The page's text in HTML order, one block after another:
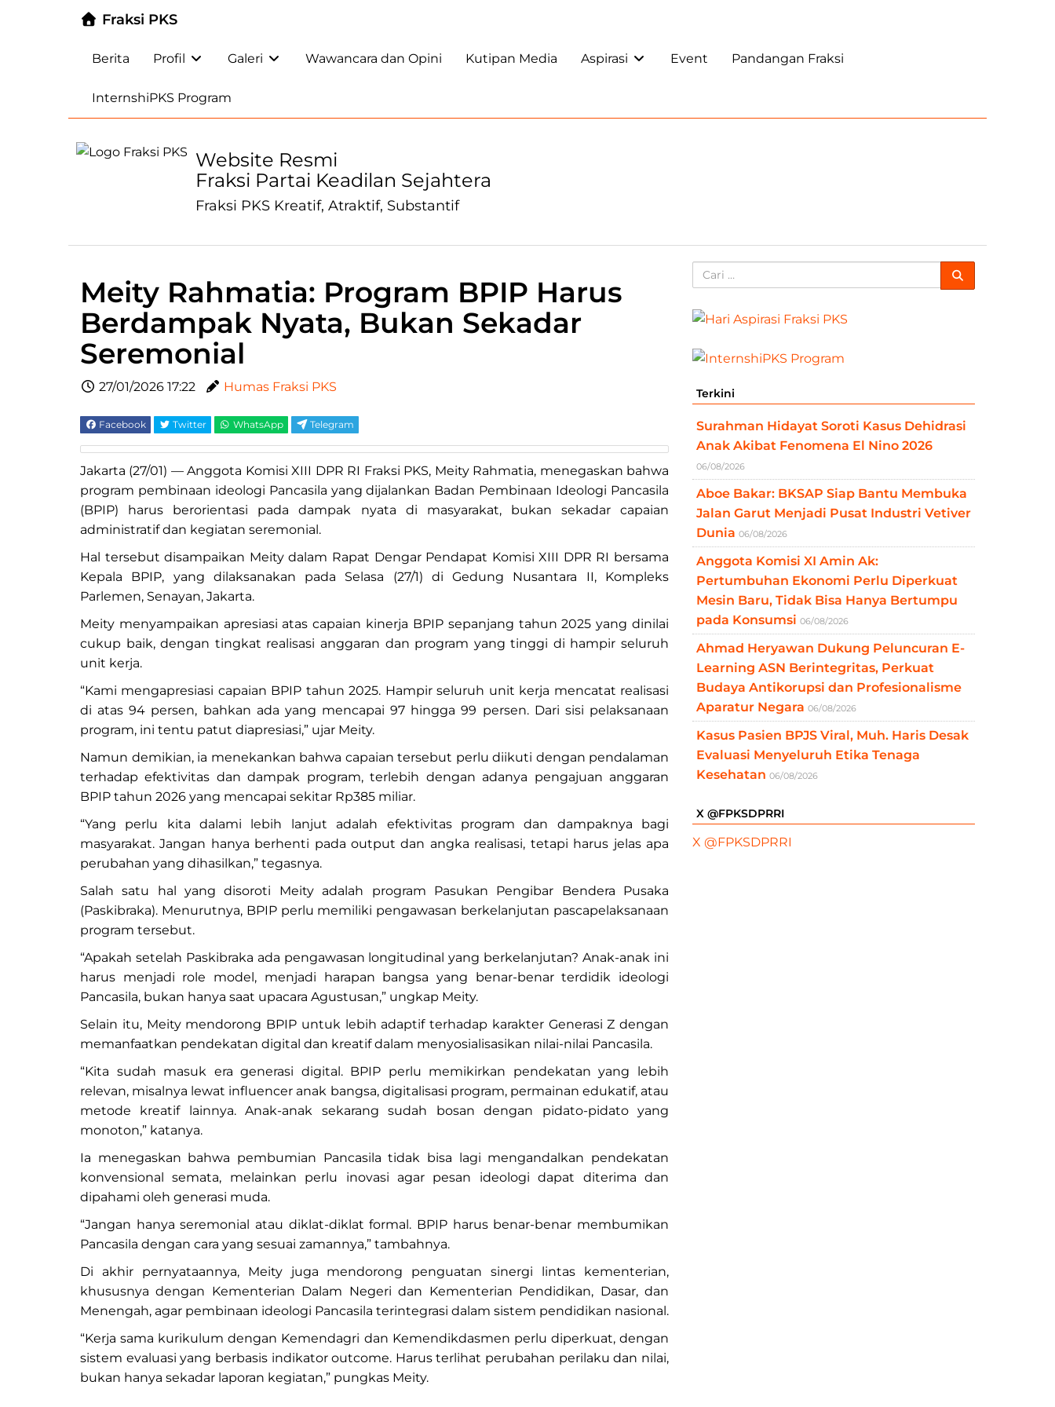
Fraksi PKS
Berita Profil Galeri Wawancara dan Opini Kutipan Media Aspirasi Event Pandangan Fraksi
InternshiPKS Program
Website Resmi
Fraksi Partai Keadilan Sejahtera
Fraksi PKS Kreatif, Atraktif, Substantif
Meity Rahmatia: Program BPIP Harus
Berdampak Nyata, Bukan Sekadar
Seremonial
27/01/2026 17:22 Humas Fraksi PKS
Facebook Twitter WhatsApp Telegram
Jakarta (27/01) — Anggota Komisi XIII DPR RI Fraksi PKS, Meity Rahmatia, menegaskan bahwa
program pembinaan ideologi Pancasila yang dijalankan Badan Pembinaan Ideologi Pancasila
(BPIP) harus berorientasi pada dampak nyata di masyarakat, bukan sekadar capaian
administratif dan kegiatan seremonial.
Hal tersebut disampaikan Meity dalam Rapat Dengar Pendapat Komisi XIII DPR RI bersama
Kepala BPIP, yang dilaksanakan pada Selasa (27/1) di Gedung Nusantara II, Kompleks
Parlemen, Senayan, Jakarta.
Meity menyampaikan apresiasi atas capaian kinerja BPIP sepanjang tahun 2025 yang dinilai
cukup baik, dengan tingkat realisasi anggaran dan program yang tinggi di hampir seluruh
unit kerja.
“Kami mengapresiasi capaian BPIP tahun 2025. Hampir seluruh unit kerja mencatat realisasi
di atas 94 persen, bahkan ada yang mencapai 97 hingga 99 persen. Dari sisi pelaksanaan
program, ini tentu patut diapresiasi,” ujar Meity.
Namun demikian, ia menekankan bahwa capaian tersebut perlu diikuti dengan pendalaman
terhadap efektivitas dan dampak program, terlebih dengan adanya pengajuan anggaran
BPIP tahun 2026 yang mencapai sekitar Rp385 miliar.
“Yang perlu kita dalami lebih lanjut adalah efektivitas program dan dampaknya bagi
masyarakat. Jangan hanya berhenti pada output dan angka realisasi, tetapi harus jelas apa
perubahan yang dihasilkan,” tegasnya.
Salah satu hal yang disoroti Meity adalah program Pasukan Pengibar Bendera Pusaka
(Paskibraka). Menurutnya, BPIP perlu memiliki pengawasan berkelanjutan pascapelaksanaan
program tersebut.
“Apakah setelah Paskibraka ada pengawasan longitudinal yang berkelanjutan? Anak-anak ini
harus menjadi role model, menjadi harapan bangsa yang benar-benar terdidik ideologi
Pancasila, bukan hanya saat upacara Agustusan,” ungkap Meity.
Selain itu, Meity mendorong BPIP untuk lebih adaptif terhadap karakter Generasi Z dengan
memanfaatkan pendekatan digital dan kreatif dalam menyosialisasikan nilai-nilai Pancasila.
“Kita sudah masuk era generasi digital. BPIP perlu memikirkan pendekatan yang lebih
relevan, misalnya lewat influencer anak bangsa, digitalisasi program, permainan edukatif, atau
metode kreatif lainnya. Anak-anak sekarang sudah bosan dengan pidato-pidato yang
monoton,” katanya.
Ia menegaskan bahwa pembumian Pancasila tidak bisa lagi mengandalkan pendekatan
konvensional semata, melainkan perlu inovasi agar pesan ideologi dapat diterima dan
dipahami oleh generasi muda.
“Jangan hanya seremonial atau diklat-diklat formal. BPIP harus benar-benar membumikan
Pancasila dengan cara yang sesuai zamannya,” tambahnya.
Di akhir pernyataannya, Meity juga mendorong penguatan sinergi lintas kementerian,
khususnya dengan Kementerian Dalam Negeri dan Kementerian Pendidikan, Dasar, dan
Menengah, agar pembinaan ideologi Pancasila terintegrasi dalam sistem pendidikan nasional.
“Kerja sama kurikulum dengan Kemendagri dan Kemendikdasmen perlu diperkuat, dengan
sistem evaluasi yang berbasis indikator outcome. Harus terlihat perubahan perilaku dan nilai,
bukan hanya sekadar laporan kegiatan,” pungkas Meity.
Terkini
Surahman Hidayat Soroti Kasus Dehidrasi
Anak Akibat Fenomena El Nino 2026
06/08/2026
Aboe Bakar: BKSAP Siap Bantu Membuka
Jalan Garut Menjadi Pusat Industri Vetiver
Dunia 06/08/2026
Anggota Komisi XI Amin Ak:
Pertumbuhan Ekonomi Perlu Diperkuat
Mesin Baru, Tidak Bisa Hanya Bertumpu
pada Konsumsi 06/08/2026
Ahmad Heryawan Dukung Peluncuran E-
Learning ASN Berintegritas, Perkuat
Budaya Antikorupsi dan Profesionalisme
Aparatur Negara 06/08/2026
Kasus Pasien BPJS Viral, Muh. Haris Desak
Evaluasi Menyeluruh Etika Tenaga
Kesehatan 06/08/2026
X @FPKSDPRRI
X @FPKSDPRRI